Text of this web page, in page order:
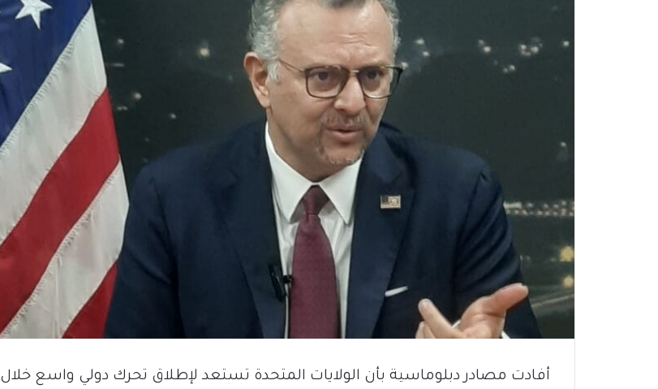
أفادت مصادر دبلوماسية بأن الولايات المتحدة تستعد لإطلاق تحرك دولي واسع خلال